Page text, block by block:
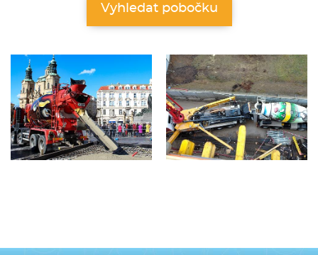
Vyhledat pobočku